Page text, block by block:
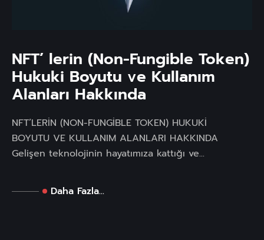
NFT’ lerin (Non-Fungible Token)
Hukuki Boyutu ve Kullanım
Alanları Hakkında
NFT’LERİN (NON-FUNGİBLE TOKEN) HUKUKİ
BOYUTU VE KULLANIM ALANLARI HAKKINDA
Gelişen teknolojinin hayatımıza kattığı ve...
Daha Fazla...